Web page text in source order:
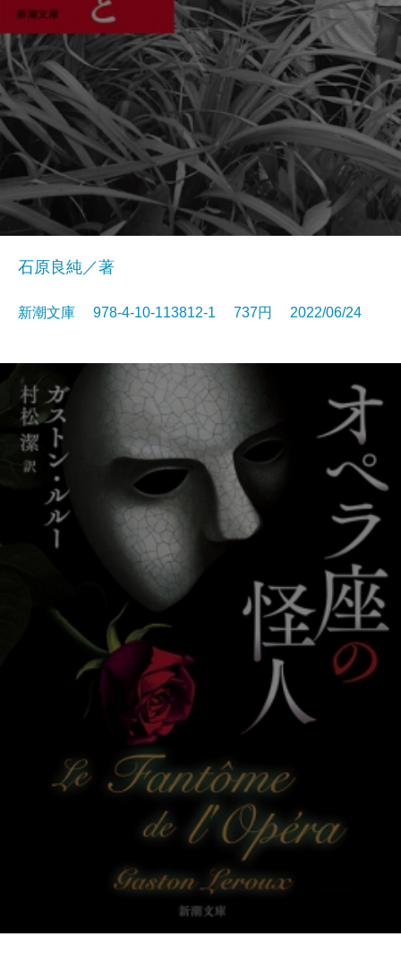
石原良純／著
新潮文庫 978-4-10-113812-1 737円 2022/06/24